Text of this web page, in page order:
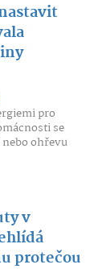
pro
se
ohřevu
v
protečou